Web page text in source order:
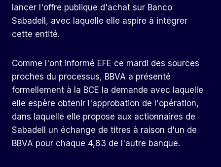
lancer l'offre publique d'achat sur Banco
Sabadell, avec laquelle elle aspire à intégrer
cette entité.
Comme l'ont informé EFE ce mardi des sources
proches du processus, BBVA a présenté
formellement à la BCE la demande avec laquelle
elle espère obtenir l'approbation de l'opération,
dans laquelle elle propose aux actionnaires de
Sabadell un échange de titres à raison d'un de
BBVA pour chaque 4,83 de l'autre banque.